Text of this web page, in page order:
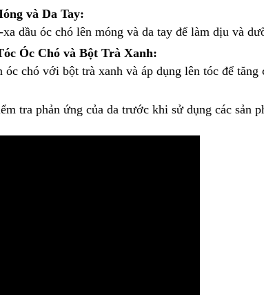
và Da Tay:
dầu óc chó lên móng và da tay để làm dịu và
Óc Chó và Bột Trà Xanh:
óc chó với bột trà xanh và áp dụng lên tóc để
tra phản ứng của da trước khi sử dụng các sản